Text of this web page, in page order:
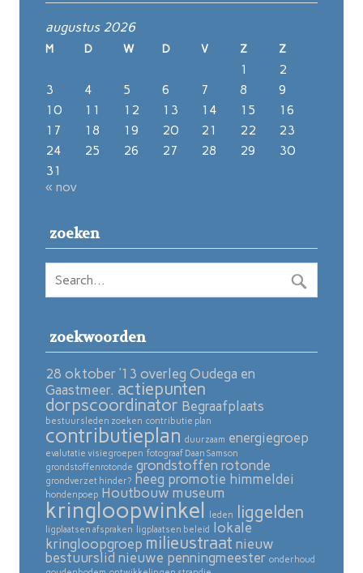
augustus 2026
M D W D V Z Z
1
2
3
4 5 6 7 8
9
10
11 12 13 14 15
16
17
18 19 20 21 22
23
24
25 26 27 28 29
30
31
« nov
zoeken
zoekwoorden
28 oktober ’13 overleg Oudega en
Gaastmeer. actiepunten
dorpscoordinator Begraafplaats
bestuursleden zoeken contributie plan
contributieplan duurzaam energiegroep
evalutatie visiegroepen fotograaf Daan Samson
grondstoffenrotonde grondstoffen rotonde
grondverzet hinder? heeg promotie himmeldei
hondenpoep Houtbouw museum
kringloopwinkel leden liggelden
ligplaatsen afspraken ligplaatsen beleid lokale
kringloopgroep milieustraat nieuw
bestuurslid nieuwe penningmeester onderhoud